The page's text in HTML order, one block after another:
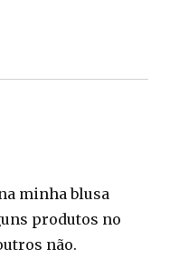
minha blusa
produtos no
não.